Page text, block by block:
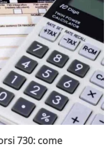
730: come